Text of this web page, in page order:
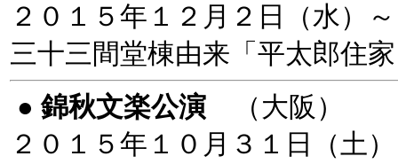
２０１５年１２月２日（水）
三十三間堂棟由来「平太郎住
● 錦秋文楽公演 （大阪）
２０１５年１０月３１日（